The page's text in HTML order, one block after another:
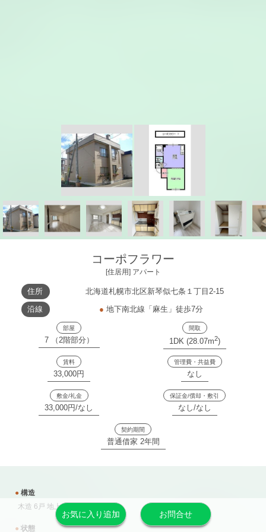
コーポフラワー
[住居用] アパート
住所
北海道札幌市北区新琴似七条１丁目2-15
沿線
● 地下南北線「麻生」徒歩7分
部屋 間取
7 （2階部分） 1DK (28.07m2)
賃料 管理費・共益費
33,000円 なし
敷金/礼金 保証金/償却・敷引
33,000円/なし なし/なし
契約期間
普通借家 2年間
● 構造
木造 6戸 地上2階
● 状態
お気に入り追加 お問合せ